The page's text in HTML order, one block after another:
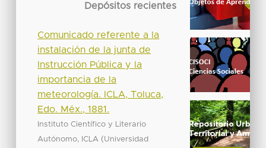
Depósitos recientes
Comunicado referente a la
instalación de la junta de
Instrucción Pública y la
importancia de la
meteorología. ICLA, Toluca,
Edo. Méx., 1881.
Instituto Científico y Literario
Autónomo, ICLA (Universidad